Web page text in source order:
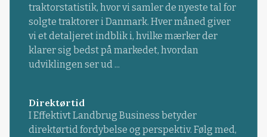
traktorstatistik, hvor vi samler de nyeste tal for
solgte traktorer i Danmark. Hver måned giver
vi et detaljeret indblik i, hvilke mærker der
klarer sig bedst på markedet, hvordan
udviklingen ser ud ...
Direktørtid
I Effektivt Landbrug Business betyder
direktørtid fordybelse og perspektiv. Følg med,